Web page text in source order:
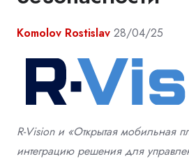
Komolov Rostislav 28/04/25
R-Vision и «Открытая мобильная
интеграцию решения для